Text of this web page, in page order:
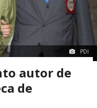
PDI
autor de
de